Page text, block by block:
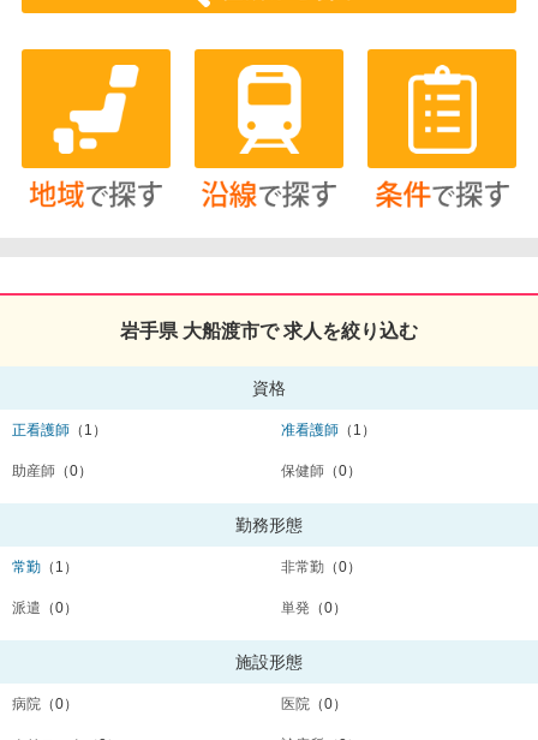
岩手県 大船渡市で 求人を絞り込む
資格
正看護師 （1） 准看護師 （1）
助産師 （0） 保健師 （0）
勤務形態
常勤 （1） 非常勤 （0）
派遣 （0） 単発 （0）
施設形態
病院 （0） 医院 （0）